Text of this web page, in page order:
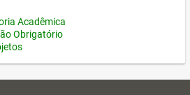
Acadêmica
Obrigatório